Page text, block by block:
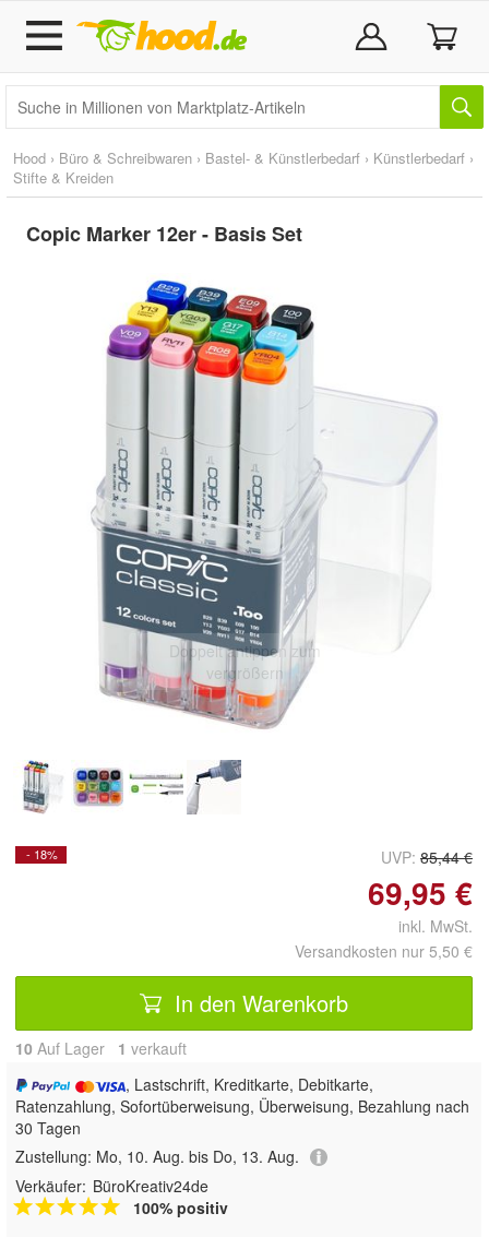
Hood › Büro & Schreibwaren › Bastel- & Künstlerbedarf › Künstlerbedarf ›
Stifte & Kreiden
Copic Marker 12er - Basis Set
Doppelt antippen zum
vergrößern
- 18% UVP: 85,44 €
69,95 €
inkl. MwSt.
Versandkosten nur 5,50 €
In den Warenkorb
10 Auf Lager 1 verkauft
, Lastschrift, Kreditkarte, Debitkarte,
Ratenzahlung, Sofortüberweisung, Überweisung, Bezahlung nach
30 Tagen
Zustellung: Mo, 10. Aug. bis Do, 13. Aug.
Verkäufer: BüroKreativ24de
100% positiv